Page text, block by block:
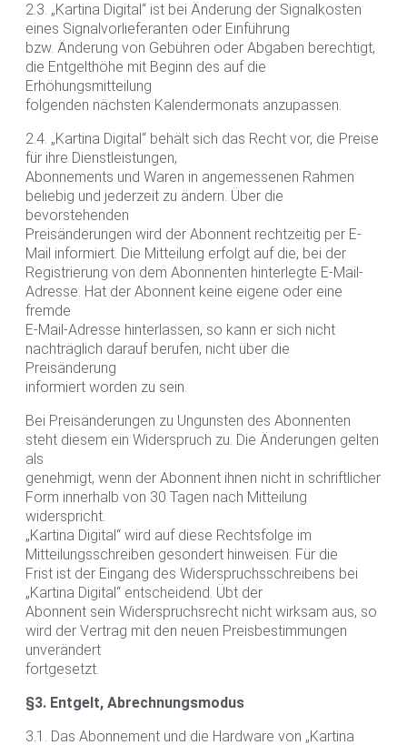
2.3. „Kartina Digital“ ist bei Änderung der Signalkosten
eines Signalvorlieferanten oder Einführung
bzw. Änderung von Gebühren oder Abgaben berechtigt,
die Entgelthöhe mit Beginn des auf die
Erhöhungsmitteilung
folgenden nächsten Kalendermonats anzupassen.
2.4. „Kartina Digital“ behält sich das Recht vor, die Preise
für ihre Dienstleistungen,
Abonnements und Waren in angemessenen Rahmen
beliebig und jederzeit zu ändern. Über die
bevorstehenden
Preisänderungen wird der Abonnent rechtzeitig per E-
Mail informiert. Die Mitteilung erfolgt auf die, bei der
Registrierung von dem Abonnenten hinterlegte E-Mail-
Adresse. Hat der Abonnent keine eigene oder eine
fremde
E-Mail-Adresse hinterlassen, so kann er sich nicht
nachträglich darauf berufen, nicht über die
Preisänderung
informiert worden zu sein.
Bei Preisänderungen zu Ungunsten des Abonnenten
steht diesem ein Widerspruch zu. Die Änderungen gelten
als
genehmigt, wenn der Abonnent ihnen nicht in schriftlicher
Form innerhalb von 30 Tagen nach Mitteilung
widerspricht.
„Kartina Digital“ wird auf diese Rechtsfolge im
Mitteilungsschreiben gesondert hinweisen. Für die
Frist ist der Eingang des Widerspruchsschreibens bei
„Kartina Digital“ entscheidend. Übt der
Abonnent sein Widerspruchsrecht nicht wirksam aus, so
wird der Vertrag mit den neuen Preisbestimmungen
unverändert
fortgesetzt.
§3. Entgelt, Abrechnungsmodus
3.1. Das Abonnement und die Hardware von „Kartina